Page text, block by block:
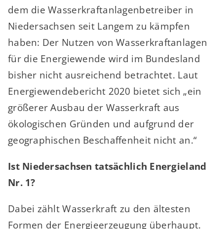
dem die Wasserkraftanlagenbetreiber in
Niedersachsen seit Langem zu kämpfen
haben: Der Nutzen von Wasserkraftanlagen
für die Energiewende wird im Bundesland
bisher nicht ausreichend betrachtet. Laut
Energiewendebericht 2020 bietet sich „ein
größerer Ausbau der Wasserkraft aus
ökologischen Gründen und aufgrund der
geographischen Beschaffenheit nicht an.“
Ist Niedersachsen tatsächlich Energieland
Nr. 1?
Dabei zählt Wasserkraft zu den ältesten
Formen der Energieerzeugung überhaupt.